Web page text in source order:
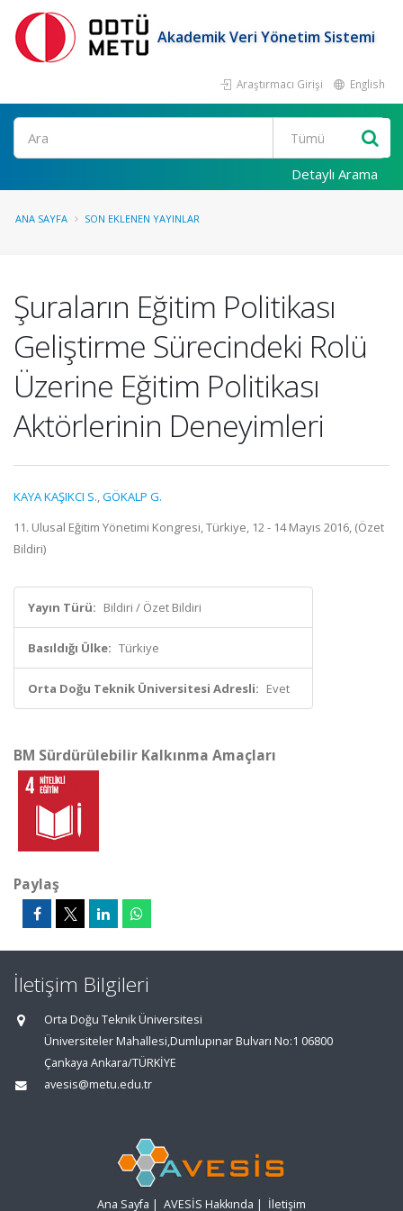
Akademik Veri Yönetim Sistemi
Araştırmacı Girişi English
Ara
Detaylı Arama
ANA SAYFA SON EKLENEN YAYINLAR
Şuraların Eğitim Politikası
Geliştirme Sürecindeki Rolü
Üzerine Eğitim Politikası
Aktörlerinin Deneyimleri
KAYA KAŞIKCI S.,GÖKALP G.
11. Ulusal Eğitim Yönetimi Kongresi, Türkiye, 12 - 14 Mayıs 2016, (Özet
Bildiri)
Yayın Türü: Bildiri / Özet Bildiri
Basıldığı Ülke: Türkiye
Orta Doğu Teknik Üniversitesi Adresli: Evet
BM Sürdürülebilir Kalkınma Amaçları
Paylaş
İletişim Bilgileri
Orta Doğu Teknik Üniversitesi
Üniversiteler Mahallesi,Dumlupınar Bulvarı No:1 06800
Çankaya Ankara/TÜRKİYE
avesis@metu.edu.tr
Ana Sayfa | AVESİS Hakkında | İletişim